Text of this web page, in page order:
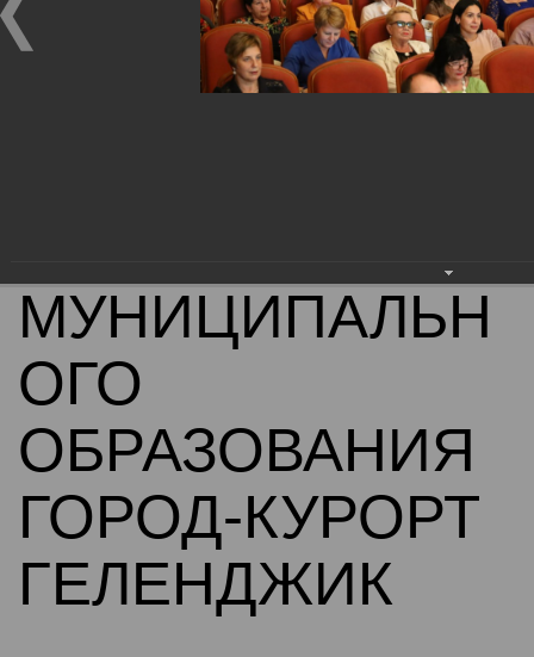
Дополнительно
МУНИЦИПАЛЬН
ОГО
ОБРАЗОВАНИЯ
ГОРОД-КУРОРТ
ГЕЛЕНДЖИК